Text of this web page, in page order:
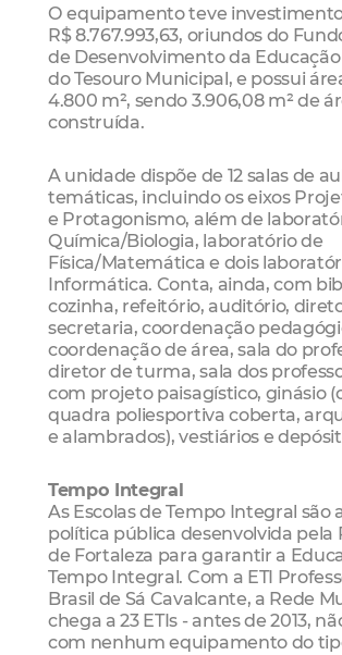
O equipamento teve
R$ 8.767.993,63, oriundos do
de Desenvolvimento da Educação
do Tesouro Municipal, e possui
4.800 m², sendo 3.906,08 m² de
construída.
A unidade dispõe de 12 salas de
temáticas, incluindo os eixos
e Protagonismo, além de
Química/Biologia, laboratório de
Física/Matemática e dois
Informática. Conta, ainda, com
cozinha, refeitório, auditório,
secretaria, coordenação
coordenação de área, sala do
diretor de turma, sala dos
com projeto paisagístico, ginásio
quadra poliesportiva coberta,
e alambrados), vestiários e
Tempo Integral
As Escolas de Tempo Integral são
política pública desenvolvida pela
de Fortaleza para garantir a
Tempo Integral. Com a ETI
Brasil de Sá Cavalcante, a Rede
chega a 23 ETIs - antes de 2013,
com nenhum equipamento do